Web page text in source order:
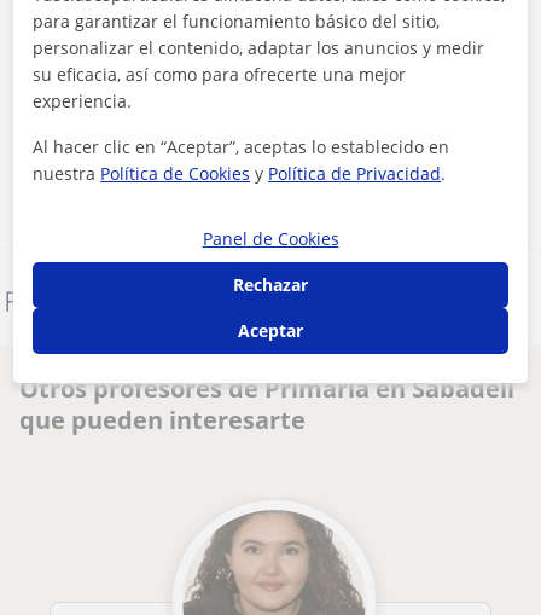
Al hacer clic, aceptas nuestroaviso legal y deprivacidad
Contactar ahora
Denunciar este perfil
Otros profesores de Primaria en Sabadell
que pueden interesarte
para garantizar el funcionamiento básico del sitio,
personalizar el contenido, adaptar los anuncios y medir
su eficacia, así como para ofrecerte una mejor
experiencia.
Al hacer clic en “Aceptar”, aceptas lo establecido en
nuestra Política de Cookies y Política de Privacidad.
Panel de Cookies
Rechazar
Aceptar